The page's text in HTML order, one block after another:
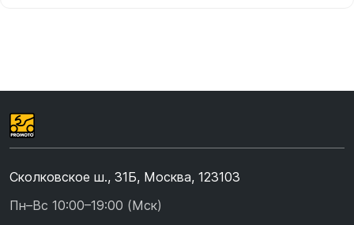
Сколковское ш., 31Б, Москва, 123103
Пн–Вс 10:00–19:00 (Мск)